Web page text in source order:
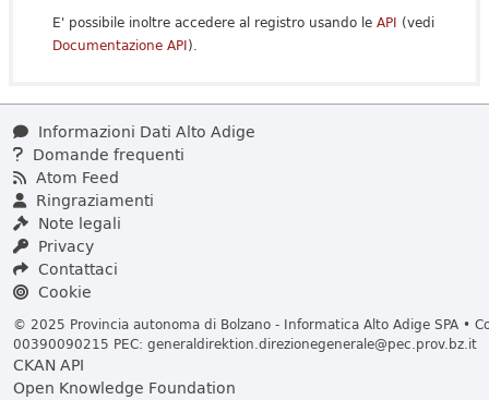
E' possibile inoltre accedere al registro usando le API (vedi
Documentazione API).
Informazioni Dati Alto Adige
Domande frequenti
Atom Feed
Ringraziamenti
Note legali
Privacy
Contattaci
Cookie
© 2025 Provincia autonoma di Bolzano - Informatica Alto Adige SPA •
00390090215 PEC: generaldirektion.direzionegenerale@pec.prov.bz.it
CKAN API
Open Knowledge Foundation